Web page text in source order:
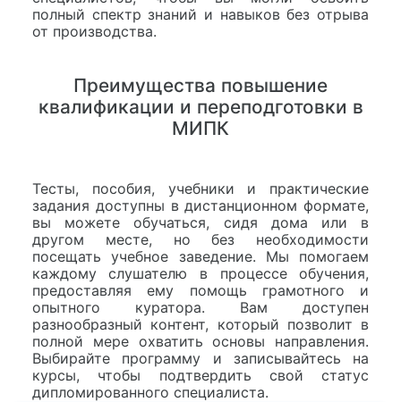
полный спектр знаний и навыков без отрыва
от производства.
Преимущества повышение
квалификации и переподготовки в
МИПК
Тесты, пособия, учебники и практические
задания доступны в дистанционном формате,
вы можете обучаться, сидя дома или в
другом месте, но без необходимости
посещать учебное заведение. Мы помогаем
каждому слушателю в процессе обучения,
предоставляя ему помощь грамотного и
опытного куратора. Вам доступен
разнообразный контент, который позволит в
полной мере охватить основы направления.
Выбирайте программу и записывайтесь на
курсы, чтобы подтвердить свой статус
дипломированного специалиста.